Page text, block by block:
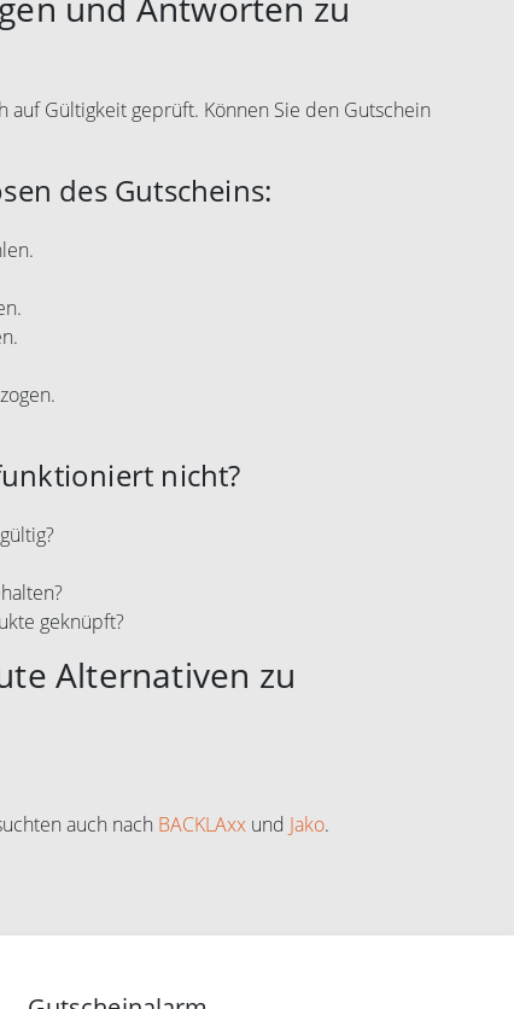
auf Gültigkeit geprüft. Können Sie den Gutschein
des Gutscheins:
nicht?
geknüpft?
Alternativen zu
auch nach BACKLAxx und Jako.